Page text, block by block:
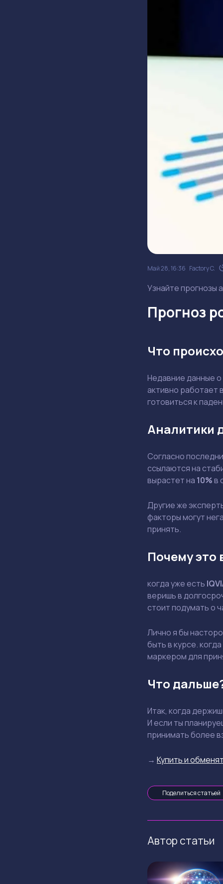
Май 28, 16:36 Factory C.
Узнайте прогнозы
Прогноз
Что
Недавние данные
активно работает
готовиться к
Аналитики
Согласно
ссылаются на
вырастет на 10%в
Другие же
факторы могут
принять.
Почему это
когда уже есть
веришь в
стоит подумать о
Лично я бы
быть в курсе.
маркером для
Что
Итак, когда
И если ты
принимать более
→ Купить и
Поделиться статьей
Автор статьи